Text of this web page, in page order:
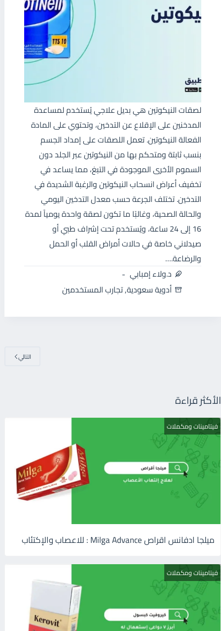
لصقات النيكوتين هي بديل علاجي يُستخدم لمساعدة
المدخنين على الإقلاع عن التدخين، وتحتوي على المادة
الفعالة النيكوتين. تعمل اللصقات على إمداد الجسم
بنسب ثابتة ومتحكم بها من النيكوتين عبر الجلد دون
السموم الأخرى الموجودة في التبغ، مما يساعد في
تخفيف أعراض انسحاب النيكوتين والرغبة الشديدة في
التدخين. تختلف الجرعة حسب معدل التدخين اليومي
والحالة الصحية، وغالبًا ما تكون لصقة واحدة يومياً لمدة
16 إلى 24 ساعة، ويُستخدم تحت إشراف طبي أو
صيدلاني خاصة في حالات أمراض القلب أو الحمل
والرضاعة.…
د.ولاء إمبابي
أدوية سعودية,تجارب المستخدمين
التالي
الأكثر قراءة
فيتامينات ومكملات
ميلجا ادفانس اقراص Milga Advance : للاعصاب والإكتئاب
فيتامينات ومكملات